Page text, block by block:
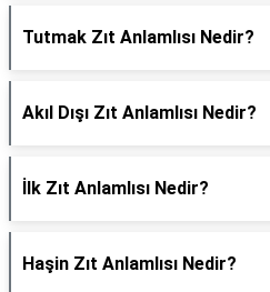
Tutmak Zıt Anlamlısı Nedir?
Akıl Dışı Zıt Anlamlısı Nedir?
İlk Zıt Anlamlısı Nedir?
Haşin Zıt Anlamlısı Nedir?